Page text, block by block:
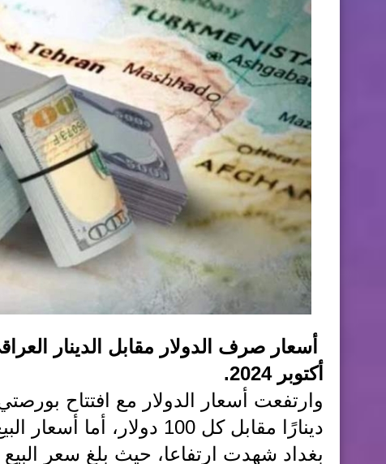
أكتوبر 2024.
دينارًا مقابل كل 100